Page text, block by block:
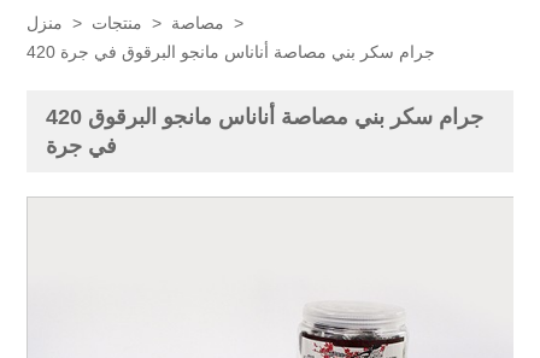
منزل > منتجات > مصاصة >
420 جرام سكر بني مصاصة أناناس مانجو البرقوق في جرة
420 جرام سكر بني مصاصة أناناس مانجو البرقوق
في جرة